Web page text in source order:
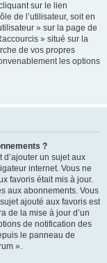
sur le lien
de l’utilisateur, soit en
» sur la page de
» situé sur la
de vos propres
les options
?
un sujet aux
internet. Vous ne
favoris était mis à jour.
aux abonnements. Vous
ajouté aux favoris est
de la mise à jour d’un
de notification des
le panneau de
».